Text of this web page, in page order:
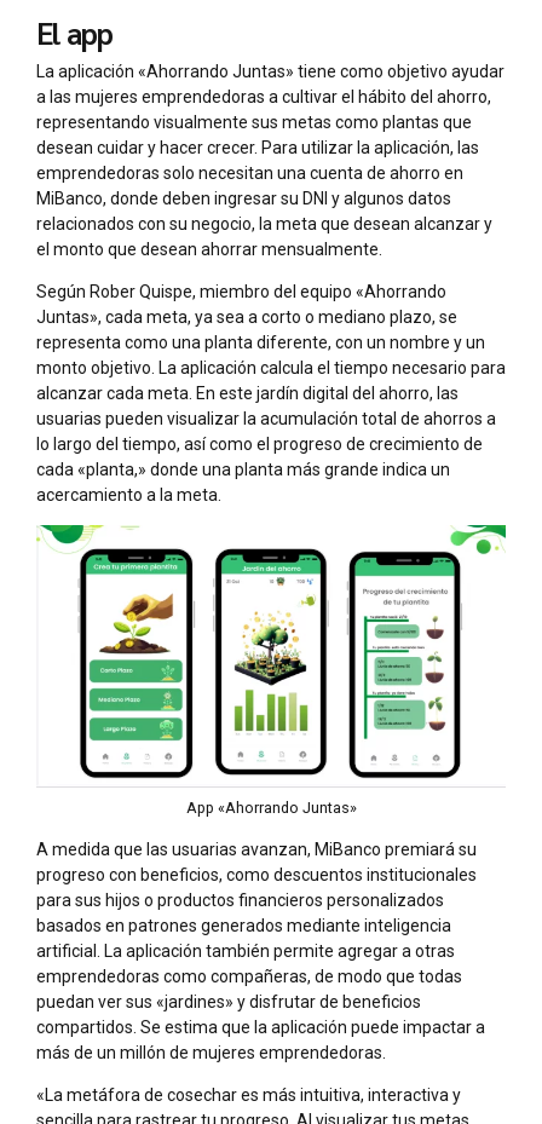
El app
La aplicación «Ahorrando Juntas» tiene como objetivo ayudar
a las mujeres emprendedoras a cultivar el hábito del ahorro,
representando visualmente sus metas como plantas que
desean cuidar y hacer crecer. Para utilizar la aplicación, las
emprendedoras solo necesitan una cuenta de ahorro en
MiBanco, donde deben ingresar su DNI y algunos datos
relacionados con su negocio, la meta que desean alcanzar y
el monto que desean ahorrar mensualmente.
Según Rober Quispe, miembro del equipo «Ahorrando
Juntas», cada meta, ya sea a corto o mediano plazo, se
representa como una planta diferente, con un nombre y un
monto objetivo. La aplicación calcula el tiempo necesario para
alcanzar cada meta. En este jardín digital del ahorro, las
usuarias pueden visualizar la acumulación total de ahorros a
lo largo del tiempo, así como el progreso de crecimiento de
cada «planta,» donde una planta más grande indica un
acercamiento a la meta.
App «Ahorrando Juntas»
A medida que las usuarias avanzan, MiBanco premiará su
progreso con beneficios, como descuentos institucionales
para sus hijos o productos financieros personalizados
basados en patrones generados mediante inteligencia
artificial. La aplicación también permite agregar a otras
emprendedoras como compañeras, de modo que todas
puedan ver sus «jardines» y disfrutar de beneficios
compartidos. Se estima que la aplicación puede impactar a
más de un millón de mujeres emprendedoras.
«La metáfora de cosechar es más intuitiva, interactiva y